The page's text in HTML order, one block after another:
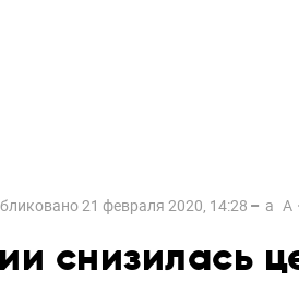
21 февраля 2020, 14:28 a A
снизилась